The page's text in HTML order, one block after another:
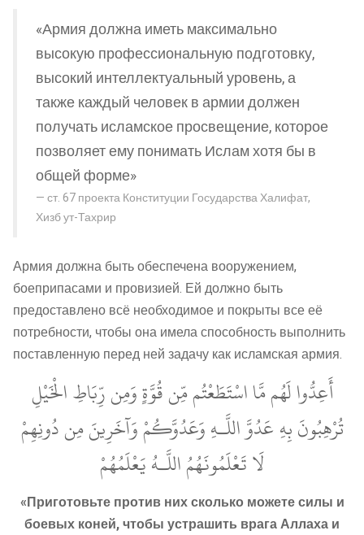
«Армия должна иметь максимально
высокую профессиональную подготовку,
высокий интеллектуальный уровень, а
также каждый человек в армии должен
получать исламское просвещение, которое
позволяет ему понимать Ислам хотя бы в
общей форме»
ст. 67 проекта Конституции Государства Халифат,
Хизб ут-Тахрир
Армия должна быть обеспечена вооружением,
боеприпасами и провизией. Ей должно быть
предоставлено всё необходимое и покрыты все её
потребности, чтобы она имела способность выполнить
поставленную перед ней задачу как исламская армия.
أَعِدُّوا لَهُم مَّا اسْتَطَعْتُم مِّن قُوَّةٍ وَمِن رِّبَاطِ الْخَيْلِ
تُرْهِبُونَ بِهِ عَدُوَّ اللَّـهِ وَعَدُوَّكُمْ وَآخَرِينَ مِن دُونِهِمْ
لَا تَعْلَمُونَهُمُ اللَّـهُ يَعْلَمُهُمْ
«Приготовьте против них сколько можете силы и
боевых коней, чтобы устрашить врага Аллаха и